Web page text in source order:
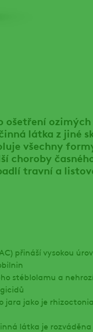
ošetření
látka z jiné
všechny
choroby
travní a
přináší vysokou
stéblolamu a
jara jako je
látka je